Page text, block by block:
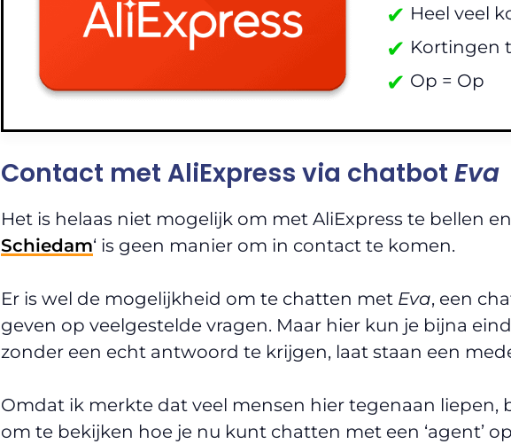
✔ Heel veel
✔ Kortingen
✔ Op = Op
Contact met AliExpress via chatbotEva
Het is helaas niet mogelijk om met AliExpress te bellen en
Schiedam‘ is geen manier om in contact te komen.
Er is wel de mogelijkheid om te chatten met Eva, een
geven op veelgestelde vragen. Maar hier kun je bijna
zonder een echt antwoord te krijgen, laat staan een
Omdat ik merkte dat veel mensen hier tegenaan liepen,
om te bekijken hoe je nu kunt chatten met een ‘agent’